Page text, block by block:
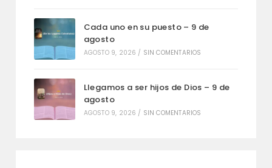
Cada uno en su puesto – 9 de
agosto
AGOSTO 9, 2026 / SIN COMENTARIOS
Llegamos a ser hijos de Dios – 9 de
agosto
AGOSTO 9, 2026 / SIN COMENTARIOS